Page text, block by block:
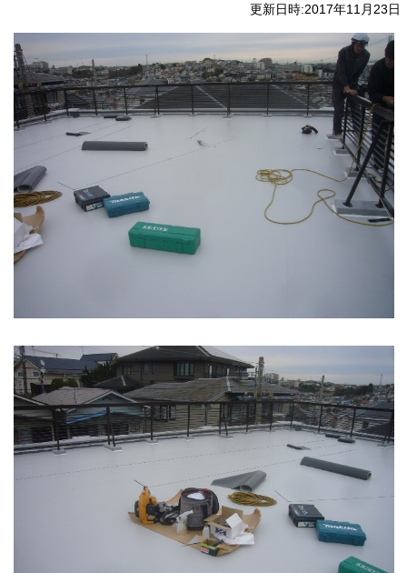
更新日時:2017年11月23日